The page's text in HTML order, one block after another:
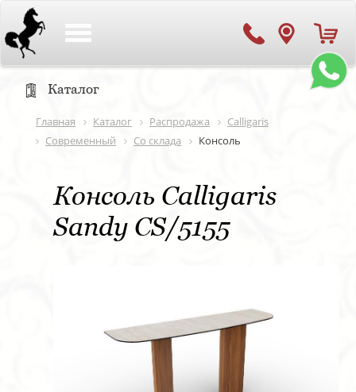
Каталог
Главная Каталог Распродажа
Calligaris
Современный
Со склада Консоль
Консоль Calligaris
Sandy CS/5155